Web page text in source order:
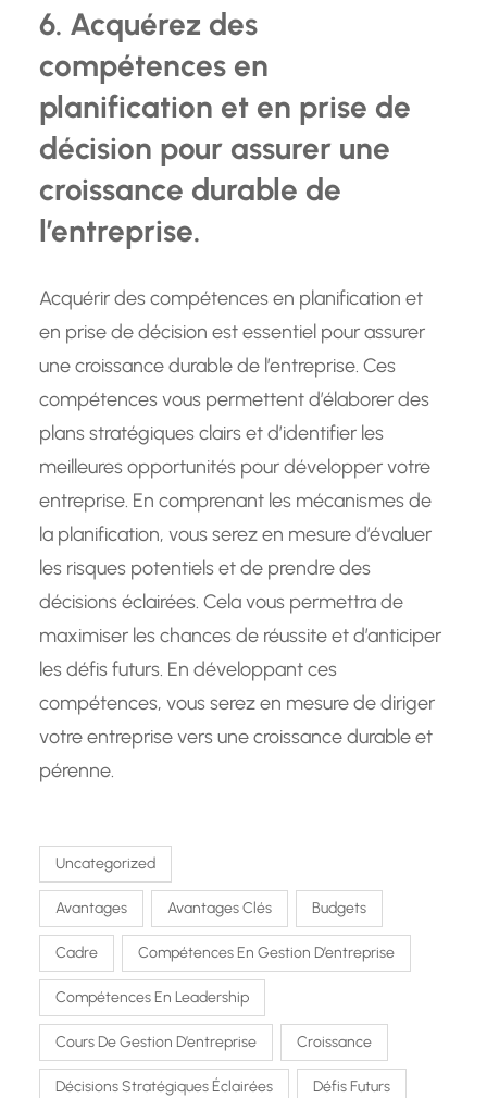
6. Acquérez des
compétences en
planification et en prise de
décision pour assurer une
croissance durable de
l’entreprise.
Acquérir des compétences en planification et
en prise de décision est essentiel pour assurer
une croissance durable de l’entreprise. Ces
compétences vous permettent d’élaborer des
plans stratégiques clairs et d’identifier les
meilleures opportunités pour développer votre
entreprise. En comprenant les mécanismes de
la planification, vous serez en mesure d’évaluer
les risques potentiels et de prendre des
décisions éclairées. Cela vous permettra de
maximiser les chances de réussite et d’anticiper
les défis futurs. En développant ces
compétences, vous serez en mesure de diriger
votre entreprise vers une croissance durable et
pérenne.
Uncategorized
Avantages Avantages Clés Budgets
Cadre Compétences En Gestion D’entreprise
Compétences En Leadership
Cours De Gestion D’entreprise Croissance
Décisions Stratégiques Éclairées Défis Futurs